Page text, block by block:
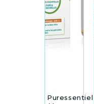
Puressentiel